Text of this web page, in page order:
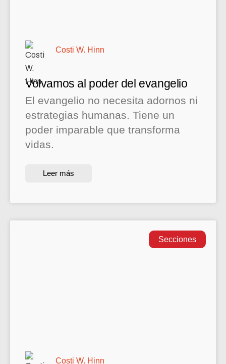
Volvamos al poder del evangelio
El evangelio no necesita adornos ni
estrategias humanas. Tiene un
poder imparable que transforma
vidas.
Leer más
Costi W. Hinn
Secciones
Costi W. Hinn